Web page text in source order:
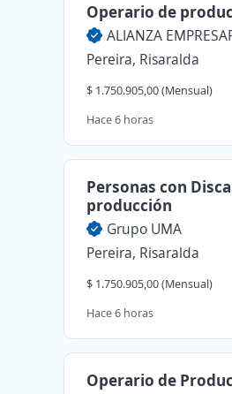
Operario de
ALIANZA
Pereira, Risaralda
$ 1.750.905,00 (Mensual)
Hace 6 horas
Personas con
producción
Grupo UMA
Pereira, Risaralda
$ 1.750.905,00 (Mensual)
Hace 6 horas
Operario de